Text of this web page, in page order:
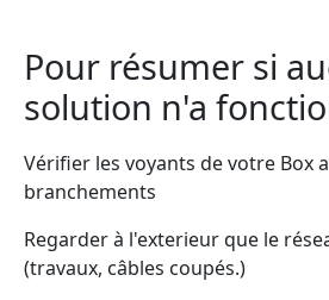
Pour résumer si
solution n'a
Vérifier les voyants de votre Box
branchements
Regarder à l'exterieur que le
(travaux, câbles coupés.)